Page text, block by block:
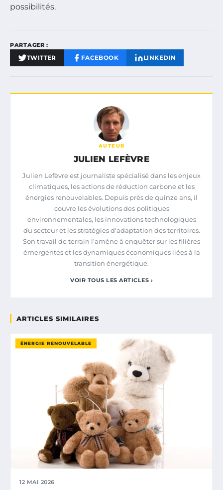
possibilités.
PARTAGER :
TWITTER FACEBOOK LINKEDIN
AUTEUR
JULIEN LEFÈVRE
Julien Lefèvre est journaliste spécialisé dans les enjeux
climatiques, les actions de réduction carbone et les
énergies renouvelables. Depuis près de quinze ans, il
couvre les évolutions des politiques
environnementales, les innovations technologiques
du secteur et les stratégies d'adaptation des territoires.
Son travail de terrain l’amène à enquêter sur les filières
émergentes et les dynamiques économiques liées à la
transition énergétique.
VOIR TOUS LES ARTICLES ›
ARTICLES SIMILAIRES
ÉNERGIE RENOUVELABLE
12 MAI 2026